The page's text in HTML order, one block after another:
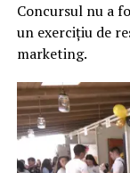
Concursul nu a
un exercițiu de
marketing.